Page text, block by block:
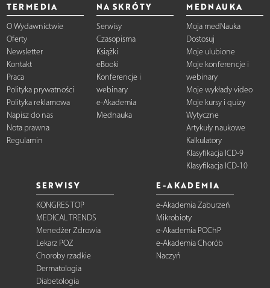
TERMEDIA
O Wydawnictwie
Oferty
Newsletter
Kontakt
Praca
Polityka prywatności
Polityka reklamowa
Napisz do nas
Nota prawna
Regulamin
NA SKRÓTY
Serwisy
Czasopisma
Książki
eBooki
Konferencje i
webinary
e-Akademia
Mednauka
MEDNAUKA
Moja medNauka
Dostosuj
Moje ulubione
Moje konferencje i
webinary
Moje wykłady video
Moje kursy i quizy
Wytyczne
Artykuły naukowe
Kalkulatory
Klasyfikacja ICD-9
Klasyfikacja ICD-10
SERWISY
KONGRES TOP
MEDICAL TRENDS
Menedżer Zdrowia
Lekarz POZ
Choroby rzadkie
Dermatologia
Diabetologia
E-AKADEMIA
e-Akademia Zaburzeń
Mikrobioty
e-Akademia POChP
e-Akademia Chorób
Naczyń